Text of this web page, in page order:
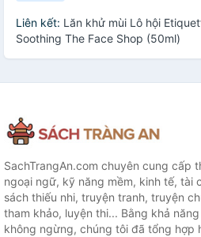
Liên kết: Lăn khử mùi Lô hội
Soothing The Face Shop (50ml)
SachTrangAn.com chuyên cung cấp
ngoại ngữ, kỹ năng mềm, kinh tế, tài
sách thiếu nhi, truyện tranh, truyện
tham khảo, luyện thi... Bằng khả
không ngừng, chúng tôi đã tổng hợp